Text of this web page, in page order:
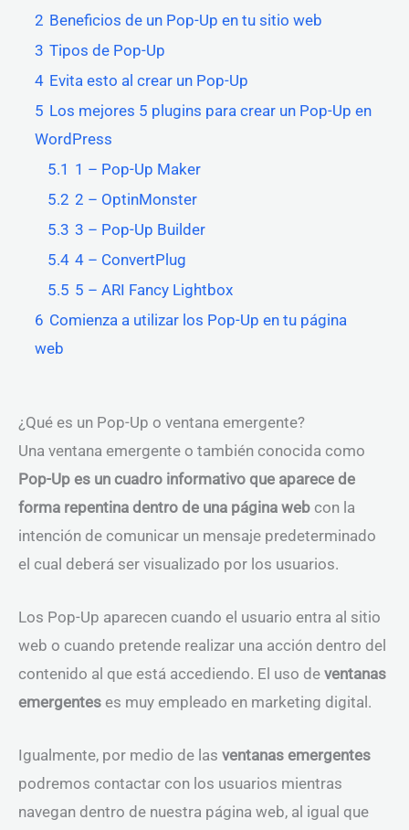
2 Beneficios de un Pop-Up en tu sitio web
3 Tipos de Pop-Up
4 Evita esto al crear un Pop-Up
5 Los mejores 5 plugins para crear un Pop-Up en
WordPress
5.1 1 – Pop-Up Maker
5.2 2 – OptinMonster
5.3 3 – Pop-Up Builder
5.4 4 – ConvertPlug
5.5 5 – ARI Fancy Lightbox
6 Comienza a utilizar los Pop-Up en tu página
web
¿Qué es un Pop-Up o ventana emergente?
Una ventana emergente o también conocida como
Pop-Up es un cuadro informativo que aparece de
forma repentina dentro de una página web con la
intención de comunicar un mensaje predeterminado
el cual deberá ser visualizado por los usuarios.
Los Pop-Up aparecen cuando el usuario entra al sitio
web o cuando pretende realizar una acción dentro del
contenido al que está accediendo. El uso de ventanas
emergentes es muy empleado en marketing digital.
Igualmente, por medio de las ventanas emergentes
podremos contactar con los usuarios mientras
navegan dentro de nuestra página web, al igual que